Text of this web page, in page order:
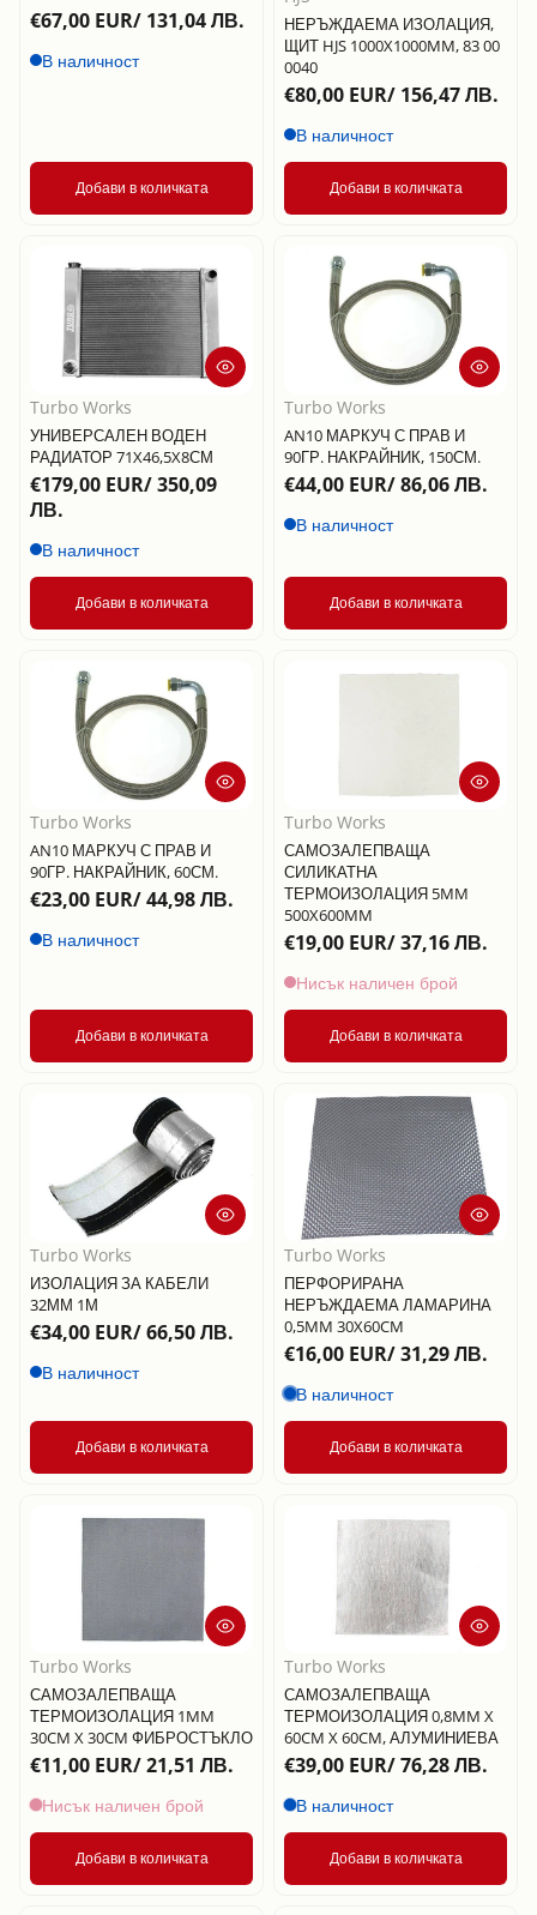
€67,00 EUR/ 131,04 ЛВ.
В наличност
Добави в количката
НЕРЪЖДАЕМА ИЗОЛАЦИЯ,
ЩИТ HJS 1000X1000MM, 83 00
0040
€80,00 EUR/ 156,47 ЛВ.
В наличност
Добави в количката
Turbo Works
УНИВЕРСАЛЕН ВОДЕН
РАДИАТОР 71X46,5X8СМ
€179,00 EUR/ 350,09
ЛВ.
В наличност
Добави в количката
Turbo Works
AN10 МАРКУЧ С ПРАВ И
90ГР. НАКРАЙНИК, 150СМ.
€44,00 EUR/ 86,06 ЛВ.
В наличност
Добави в количката
Turbo Works
AN10 МАРКУЧ С ПРАВ И
90ГР. НАКРАЙНИК, 60СМ.
€23,00 EUR/ 44,98 ЛВ.
В наличност
Добави в количката
Turbo Works
САМОЗАЛЕПВАЩА
СИЛИКАТНА
ТЕРМОИЗОЛАЦИЯ 5MM
500X600MM
€19,00 EUR/ 37,16 ЛВ.
Нисък наличен брой
Добави в количката
Turbo Works
ИЗОЛАЦИЯ ЗА КАБЕЛИ
32ММ 1М
€34,00 EUR/ 66,50 ЛВ.
В наличност
Добави в количката
Turbo Works
ПЕРФОРИРАНА
НЕРЪЖДАЕМА ЛАМАРИНА
0,5MM 30X60CM
€16,00 EUR/ 31,29 ЛВ.
В наличност
Добави в количката
Turbo Works
САМОЗАЛЕПВАЩА
ТЕРМОИЗОЛАЦИЯ 1MM
30CM X 30CM ФИБРОСТЪКЛО
€11,00 EUR/ 21,51 ЛВ.
Нисък наличен брой
Добави в количката
Turbo Works
САМОЗАЛЕПВАЩА
ТЕРМОИЗОЛАЦИЯ 0,8MM X
60CM X 60CM, АЛУМИНИЕВА
€39,00 EUR/ 76,28 ЛВ.
В наличност
Добави в количката